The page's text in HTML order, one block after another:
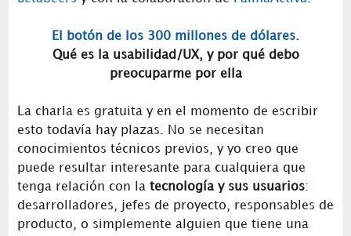
El botón de los 300 millones de dólares.
Qué es la usabilidad/UX, y por qué debo
preocuparme por ella
La charla es gratuita y en el momento de escribir
esto todavía hay plazas. No se necesitan
conocimientos técnicos previos, y yo creo que
puede resultar interesante para cualquiera que
tenga relación con la tecnología y sus usuarios:
desarrolladores, jefes de proyecto, responsables de
producto, o simplemente alguien que tiene una